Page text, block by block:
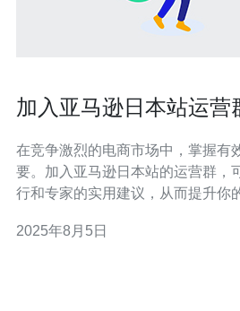
加入亚马逊日本站运营
在竞争激烈的电商市场中，掌握有
要。加入亚马逊日本站的运营群，
行和专家的实用建议，从而提升你
业务的积极影响。 为什么要加入亚马逊日本站的运营群？
2025年8月5日